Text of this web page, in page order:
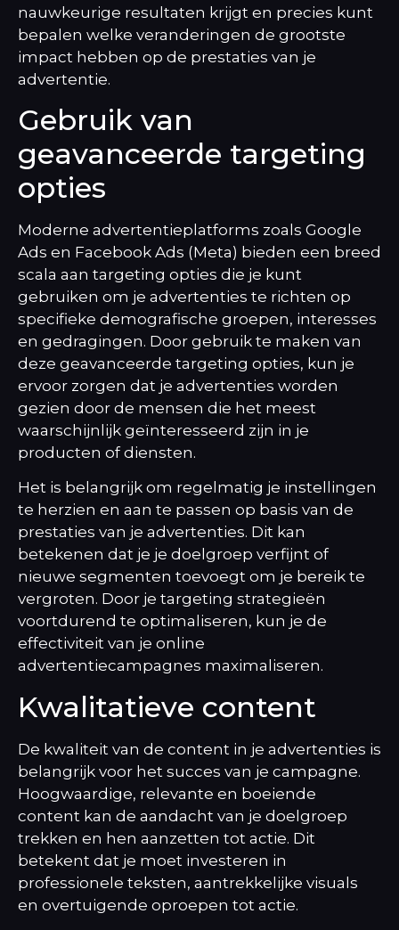
nauwkeurige resultaten krijgt en precies kunt
bepalen welke veranderingen de grootste
impact hebben op de prestaties van je
advertentie.
Gebruik van
geavanceerde targeting
opties
Moderne advertentieplatforms zoals Google
Ads en Facebook Ads (Meta) bieden een breed
scala aan targeting opties die je kunt
gebruiken om je advertenties te richten op
specifieke demografische groepen, interesses
en gedragingen. Door gebruik te maken van
deze geavanceerde targeting opties, kun je
ervoor zorgen dat je advertenties worden
gezien door de mensen die het meest
waarschijnlijk geïnteresseerd zijn in je
producten of diensten.
Het is belangrijk om regelmatig je instellingen
te herzien en aan te passen op basis van de
prestaties van je advertenties. Dit kan
betekenen dat je je doelgroep verfijnt of
nieuwe segmenten toevoegt om je bereik te
vergroten. Door je targeting strategieën
voortdurend te optimaliseren, kun je de
effectiviteit van je online
advertentiecampagnes maximaliseren.
Kwalitatieve content
De kwaliteit van de content in je advertenties is
belangrijk voor het succes van je campagne.
Hoogwaardige, relevante en boeiende
content kan de aandacht van je doelgroep
trekken en hen aanzetten tot actie. Dit
betekent dat je moet investeren in
professionele teksten, aantrekkelijke visuals
en overtuigende oproepen tot actie.